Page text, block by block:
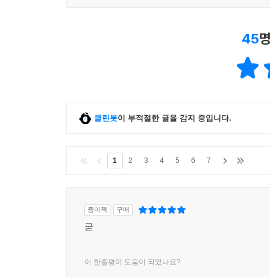
45
클린봇이 부적절한 글을 감지 중입니다.
1 2 3 4 5 6 7
종이책 구매
굳
이 한줄평이 도움이 되었나요?